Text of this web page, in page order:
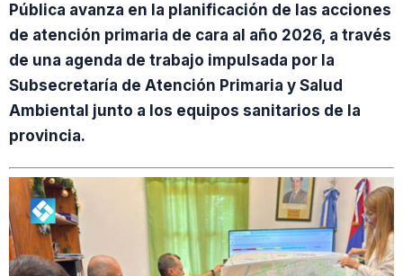
Pública avanza en la planificación de las acciones
de atención primaria de cara al año 2026, a través
de una agenda de trabajo impulsada por la
Subsecretaría de Atención Primaria y Salud
Ambiental junto a los equipos sanitarios de la
provincia.